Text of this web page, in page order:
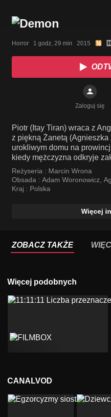
Horror   1 godz, 29 min   2015
Zaloguj się
Piotr (Itay Tiran) wraca z
z piękną Żanetą
urokliwym domu na
kiedy mężczyzna odkryje
szczątki..
Reżyseria : Marcin Wrona
Obsada : Adam Woronowicz,
Andrzej Grabowski
Kraj : Polska
Więcej
ZOBACZ TAKŻE
Więcej podobnych
CANALVOD